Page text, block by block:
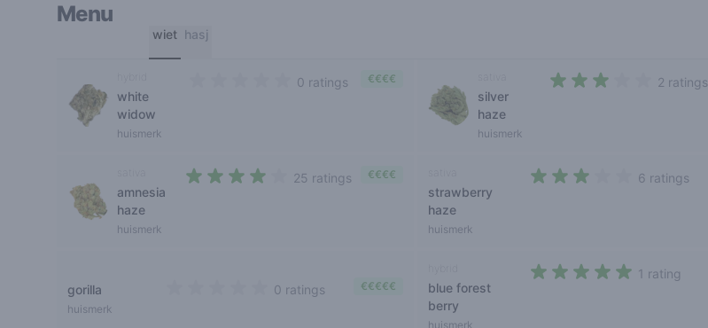
Menu
wiet hasj
white
widow
huismerk
0 ratings €€€€
silver
haze
huismerk
2 ratings
amnesia
haze
huismerk
25 ratings €€€€
strawberry
haze
huismerk
6 ratings
gorilla
huismerk
0 ratings €€€€€
blue forest
berry
huismerk
1 rating